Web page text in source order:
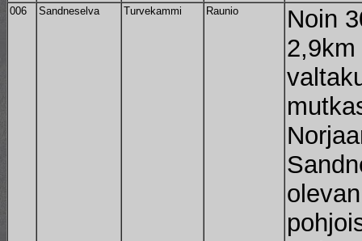
006 Sandneselva Turvekammi Raunio
Noin
2,9km